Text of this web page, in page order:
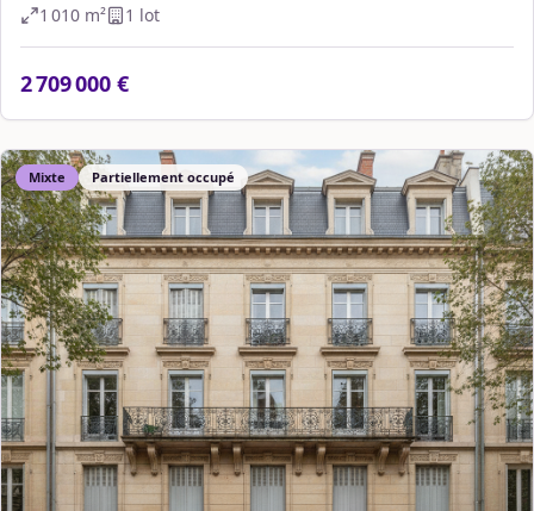
1 010 m² 1 lot
2 709 000 €
Mixte Partiellement occupé